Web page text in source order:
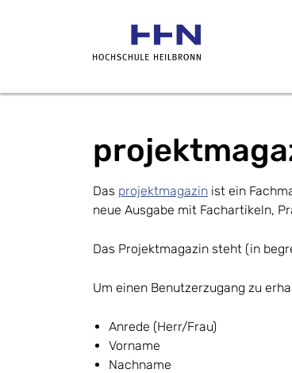
Das projektmagazin ist ein
neue Ausgabe mit Fachartikeln,
Das Projektmagazin steht (in
Um einen Benutzerzugang zu
Anrede (Herr/Frau)
Vorname
Nachname